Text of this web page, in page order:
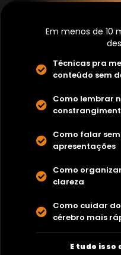
Em menos de 10
Técnicas pra
conteúdo sem
Como lembrar
Como falar
apresentações
Como
clareza
Como cuidar
cérebro mais
E tudo